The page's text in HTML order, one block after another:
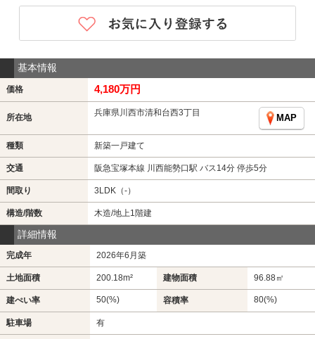
基本情報
価格 4,180万円
所在地 兵庫県川西市清和台西3丁目
MAP
種類 新築一戸建て
交通 阪急宝塚本線 川西能勢口駅 バス14分 停歩5分
間取り 3LDK（-）
構造/階数 木造/地上1階建
詳細情報
完成年 2026年6月築
土地面積 200.18m² 建物面積 96.88㎡
建ぺい率 50(%) 容積率 80(%)
駐車場 有